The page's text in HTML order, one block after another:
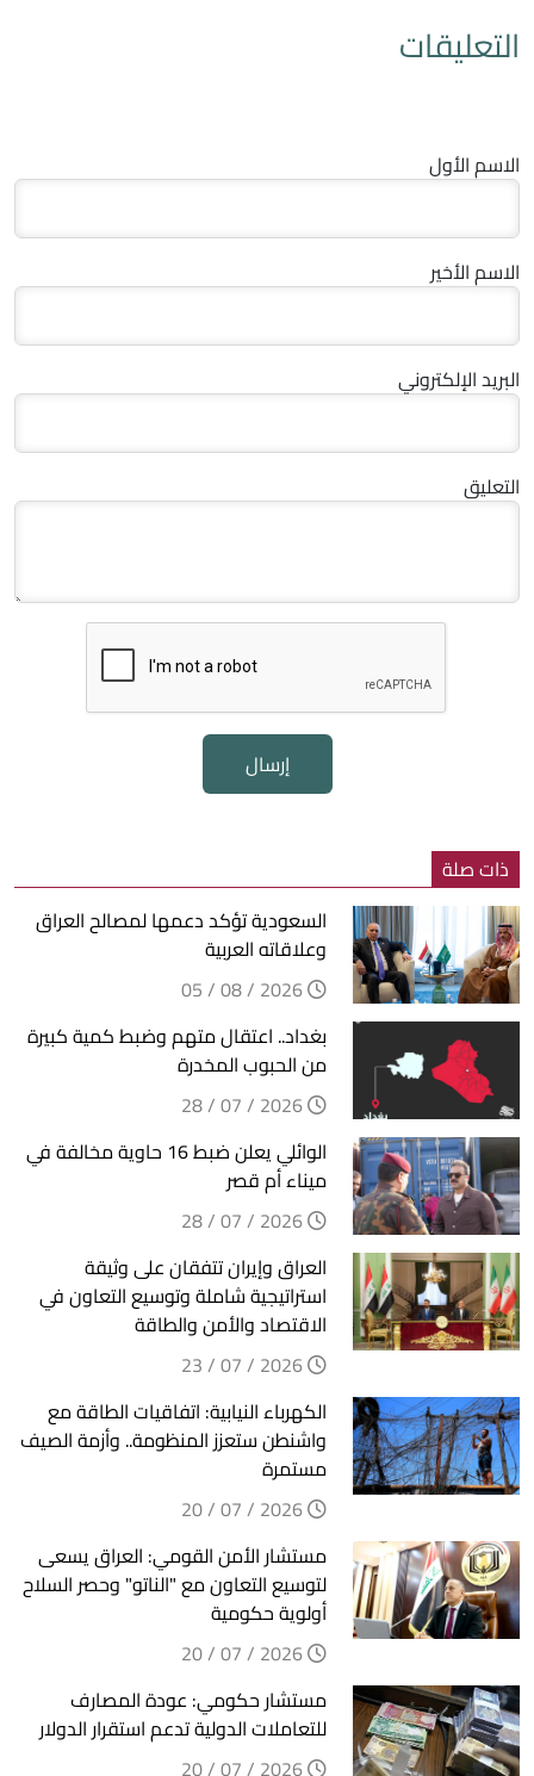
التعليقات
الاسم الأول
الاسم الأخير
البريد الإلكتروني
التعليق
إرسال
ذات صلة
السعودية تؤكد دعمها لمصالح العراق
وعلاقاته العربية
بغداد.. اعتقال متهم وضبط كمية كبيرة
من الحبوب المخدرة
الوائلي يعلن ضبط 16 حاوية مخالفة في
ميناء أم قصر
العراق وإيران تتفقان على وثيقة
استراتيجية شاملة وتوسيع التعاون في
الاقتصاد والأمن والطاقة
الكهرباء النيابية: اتفاقيات الطاقة مع
واشنطن ستعزز المنظومة.. وأزمة الصيف
مستمرة
مستشار الأمن القومي: العراق يسعى
لتوسيع التعاون مع "الناتو" وحصر السلاح
أولوية حكومية
مستشار حكومي: عودة المصارف
للتعاملات الدولية تدعم استقرار الدولار